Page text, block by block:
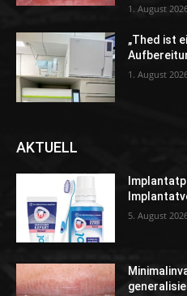
1. August
„Thed ist
1. August
AKTUELL
5. August